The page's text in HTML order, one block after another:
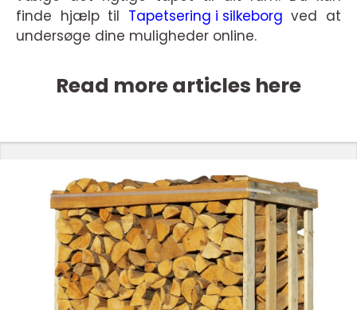
finde hjælp til Tapetsering i silkeborg ved at
undersøge dine muligheder online.
Read more articles here